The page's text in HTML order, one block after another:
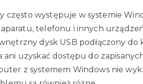
występuje w systemie
telefonu i innych
dysk USB podłączony do
uzyskać dostępu do
z systemem Windows nie